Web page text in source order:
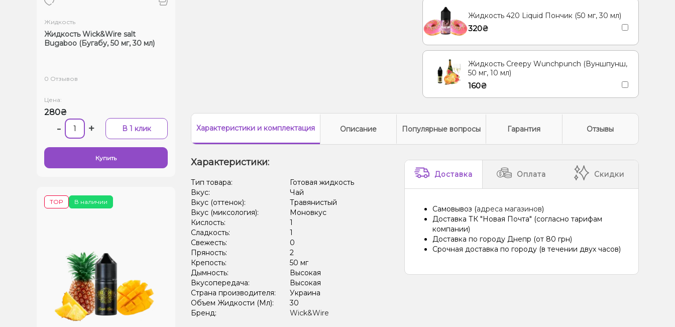
Жидкость
Жидкость Wick&Wire salt
Bugaboo (Бугабу, 50 мг, 30 мл)
0 Отзывов
Цена:
280₴
- + В 1 клик
Купить
В наличии
TOP
Жидкость 420 Liquid Пончик (50 мг, 30 мл)
320₴
Жидкость Creepy Wunchpunch (Вуншпунш,
50 мг, 10 мл)
160₴
Характеристикии комплектация Описание Популярные вопросы Гарантия Отзывы
Характеристики:
Тип товара:
Готовая жидкость
Вкус:
Чай
Вкус (оттенок):
Травянистый
Вкус (миксология):
Моновкус
Кислость:
1
Сладкость:
1
Свежесть:
0
Пряность:
2
Крепость:
50 мг
Дымность:
Высокая
Вкусопередача:
Высокая
Страна производителя:
Украина
Объем Жидкости (Мл):
30
Бренд:
Wick&Wire
Доставка Оплата Скидки
Самовывоз (адреса магазинов)
Доставка ТК "Новая Почта" (согласно тарифам
компании)
Доставка по городу Днепр (от 80 грн)
Срочная доставка по городу (в течении двух часов)